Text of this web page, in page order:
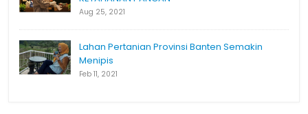
Aug 25, 2021
Lahan Pertanian Provinsi Banten Semakin
Menipis
Feb 11, 2021